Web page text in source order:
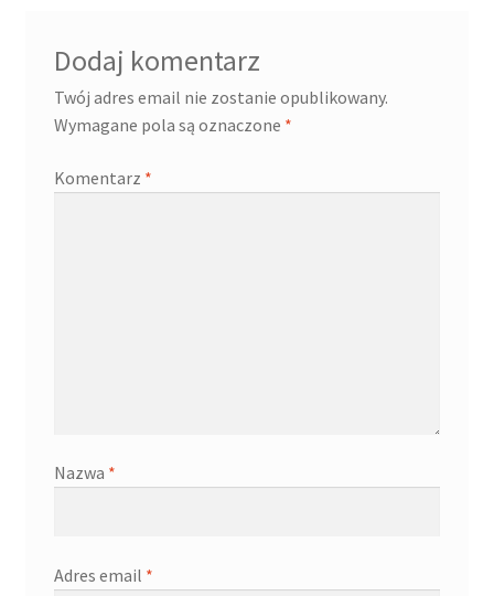
Dodaj komentarz
Twój adres email nie zostanie opublikowany.
Wymagane pola są oznaczone *
Komentarz *
Nazwa *
Adres email *